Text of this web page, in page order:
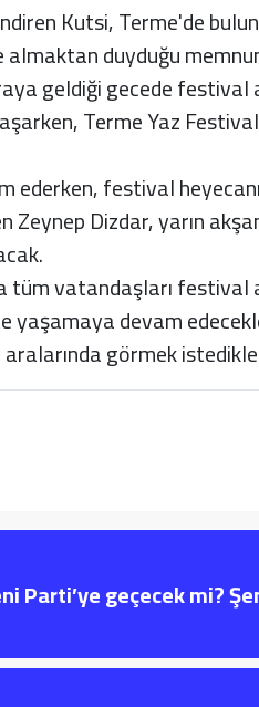
Kutsi, Terme'de
almaktan duyduğu
geldiği gecede festival
Terme Yaz
ederken, festival
Zeynep Dizdar, yarın
tüm vatandaşları festival
devam
görmek
Parti’ye geçecek mi?